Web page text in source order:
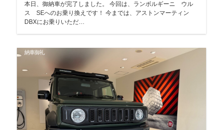
本日、御納車が完了しました。 今回は、ランボルギーニ ウル
ス SEへのお乗り換えです！ 今までは、アストンマーティン
DBXにお乗りいただ…
納車御礼